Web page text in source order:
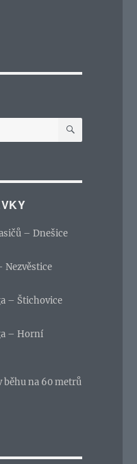
HLEDÁNÍ
– Dnešice
Nezvěstice
– Štichovice
– Horní
běhu na 60 metrů